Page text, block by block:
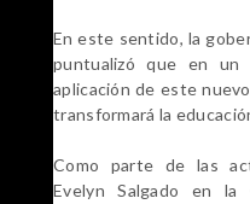
En este sentido, la
puntualizó que en un
aplicación de este
transformará la
Como parte de las
Evelyn Salgado en la